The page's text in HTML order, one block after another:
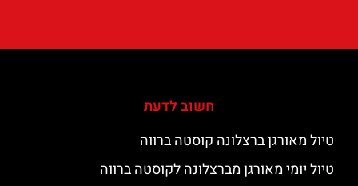
חשוב לדעת
טיול מאורגן ברצלונה קוסטה ברווה
טיול יומי מאורגן מברצלונה לקוסטה ברווה